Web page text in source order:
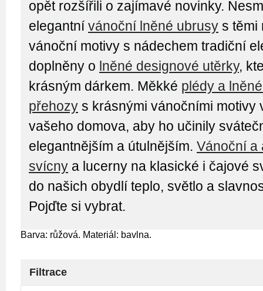
opět rozšířili o zajímavé novinky.
elegantnívánoční lněné ubrusy s těmi
vánoční motivy s nádechem tradiční
doplněny o lněné designové utěrky,
krásným dárkem. Měkké plédy a
přehozy s krásnými vánočními motivy
vašeho domova, aby ho učinily
elegantnějším a útulnějším. Vánoční a
svícny a lucerny na klasické i čajové
do našich obydlí teplo, světlo a
Pojďte si vybrat.
Barva: růžová. Materiál: bavlna.
Filtrace